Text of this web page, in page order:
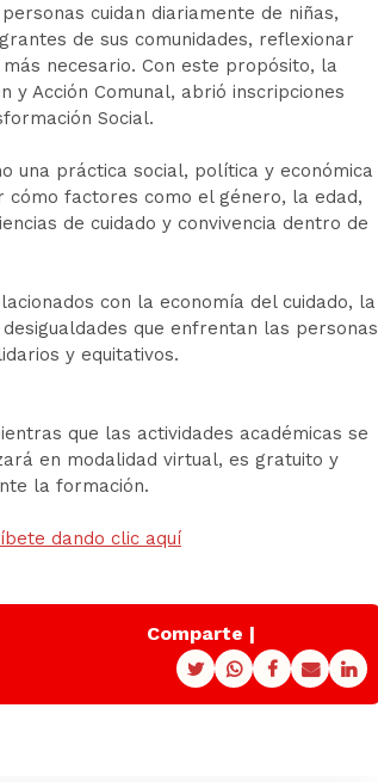
cuidan diariamente de niñas,
de sus comunidades, reflexionar
necesario. Con este propósito, la
Acción Comunal, abrió inscripciones
Social.
una práctica social, política y económica
factores como el género, la edad,
de cuidado y convivencia dentro de
con la economía del cuidado, la
que enfrentan las personas
y equitativos.
que las actividades académicas se
en modalidad virtual, es gratuito y
la formación.
dando clic aquí
Comparte |